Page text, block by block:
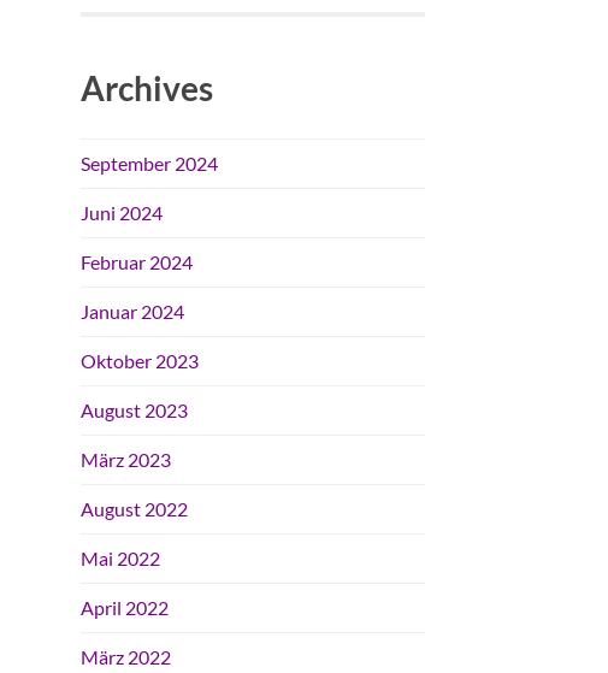
Archives
September 2024
Juni 2024
Februar 2024
Januar 2024
Oktober 2023
August 2023
März 2023
August 2022
Mai 2022
April 2022
März 2022